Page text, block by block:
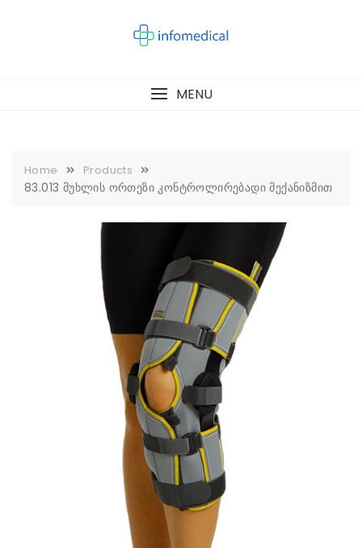
MENU
Home Products
83.013 მუხლის ორთეზი კონტროლირებადი მექანიზმით